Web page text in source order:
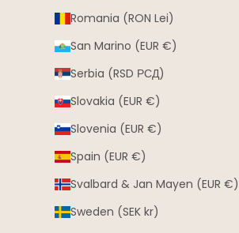
Romania (RON Lei)
San Marino (EUR €)
Serbia (RSD РСД)
Slovakia (EUR €)
Slovenia (EUR €)
Spain (EUR €)
Svalbard & Jan Mayen (EUR €)
Sweden (SEK kr)